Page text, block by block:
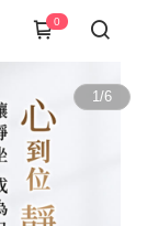
0
1/6